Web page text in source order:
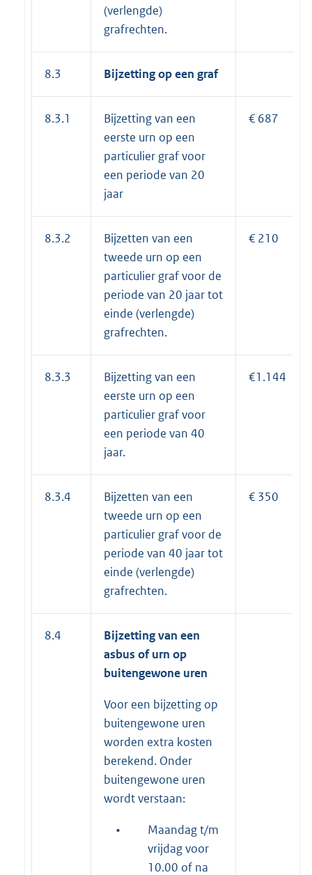
(verlengde)
grafrechten.
8.3 Bijzetting op een graf
8.3.1
Bijzetting van een
eerste urn op een
particulier graf voor
een periode van 20
jaar
€ 687
8.3.2
Bijzetten van een
tweede urn op een
particulier graf voor de
periode van 20 jaar tot
einde (verlengde)
grafrechten.
€ 210
8.3.3
Bijzetting van een
eerste urn op een
particulier graf voor
een periode van 40
jaar.
€1.144
8.3.4
Bijzetten van een
tweede urn op een
particulier graf voor de
periode van 40 jaar tot
einde (verlengde)
grafrechten.
€ 350
8.4
Bijzetting van een
asbus of urn op
buitengewone uren
Voor een bijzetting op
buitengewone uren
worden extra kosten
berekend. Onder
buitengewone uren
wordt verstaan:
•
Maandag t/m
vrijdag voor
10.00 of na